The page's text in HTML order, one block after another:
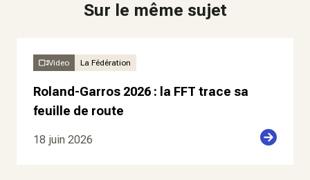
Sur le même sujet
Video La Fédération
Roland-Garros 2026 : la FFT trace sa
feuille de route
18 juin 2026